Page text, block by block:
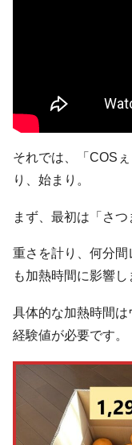
それでは、「COS
り、始まり。
まず、最初は「さつ
重さを計り、何分間
も加熱時間に影響し
具体的な加熱時間は
経験値が必要です。